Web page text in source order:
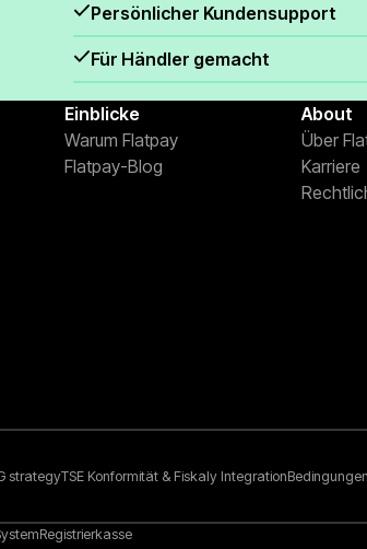
Persönlicher Kundensupport
Für Händler gemacht
Einblicke
Warum Flatpay
Flatpay-Blog
About
Über
Karriere
strategyTSE Konformität & Fiskaly Integration
Registrierkasse